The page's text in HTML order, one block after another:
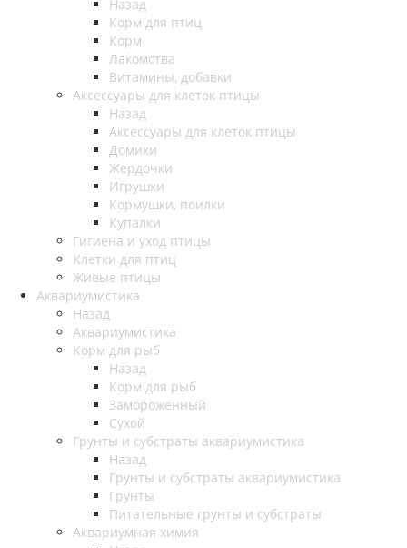
Назад
Корм для птиц
Корм
Лакомства
Витамины, добавки
Аксессуары для клеток птицы
Назад
Аксессуары для клеток птицы
Домики
Жердочки
Игрушки
Кормушки, поилки
Купалки
Гигиена и уход птицы
Клетки для птиц
Живые птицы
Аквариумистика
Назад
Аквариумистика
Корм для рыб
Назад
Корм для рыб
Замороженный
Сухой
Грунты и субстраты аквариумистика
Назад
Грунты и субстраты аквариумистика
Грунты
Питательные грунты и субстраты
Аквариумная химия